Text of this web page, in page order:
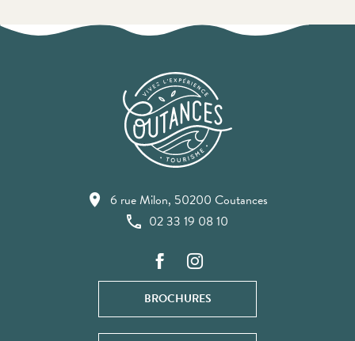
6 rue Milon, 50200 Coutances
02 33 19 08 10
BROCHURES